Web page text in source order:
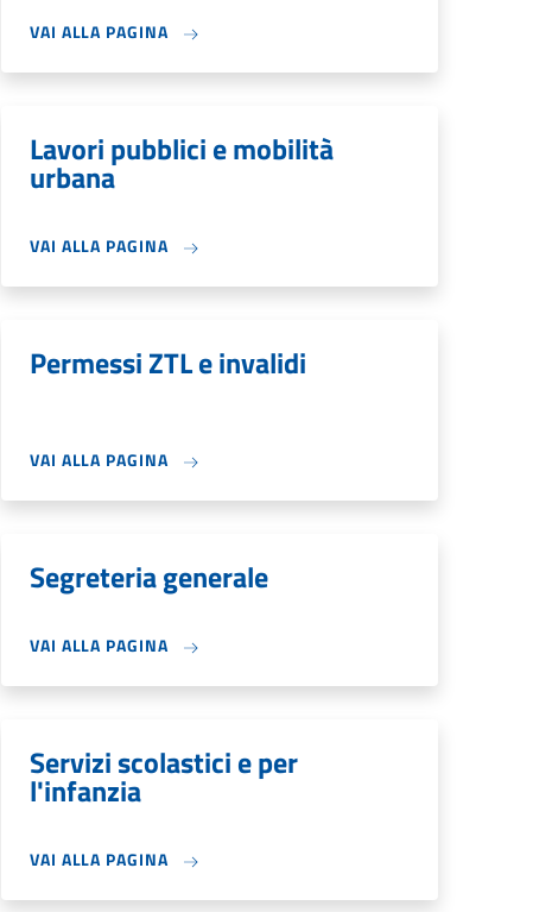
VAI ALLA PAGINA
Lavori pubblici e mobilità
urbana
VAI ALLA PAGINA
Permessi ZTL e invalidi
VAI ALLA PAGINA
Segreteria generale
VAI ALLA PAGINA
Servizi scolastici e per
l'infanzia
VAI ALLA PAGINA